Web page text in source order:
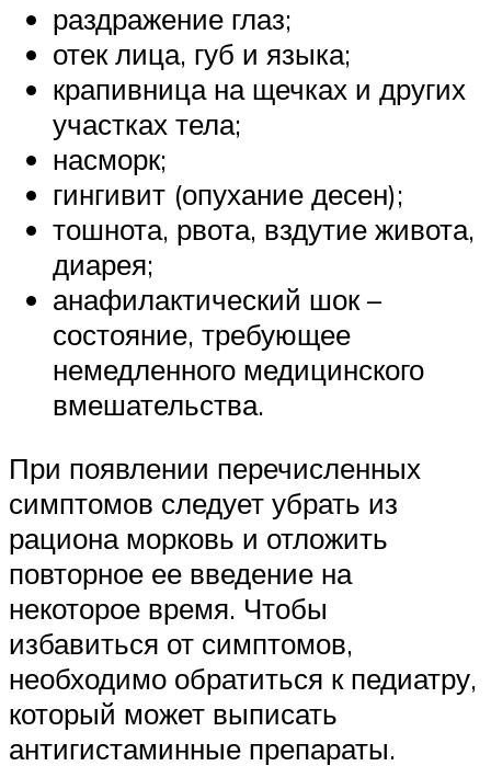
раздражение глаз;
отек лица, губ и языка;
крапивница на щечках и других
участках тела;
насморк;
гингивит (опухание десен);
тошнота, рвота, вздутие живота,
диарея;
анафилактический шок –
состояние, требующее
немедленного медицинского
вмешательства.
При появлении перечисленных
симптомов следует убрать из
рациона морковь и отложить
повторное ее введение на
некоторое время. Чтобы
избавиться от симптомов,
необходимо обратиться к педиатру,
который может выписать
антигистаминные препараты.